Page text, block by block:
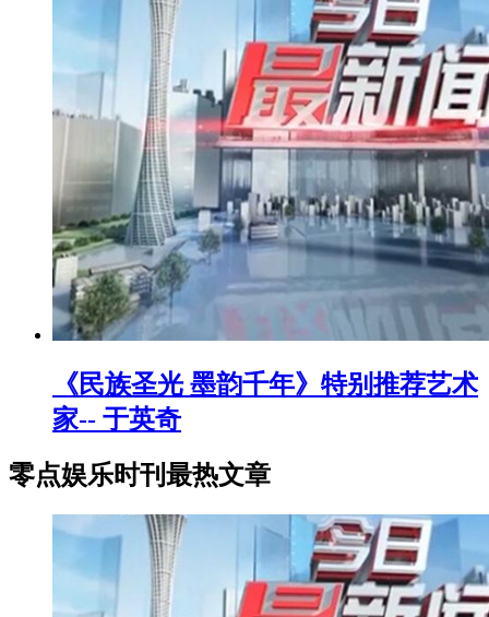
《民族圣光 墨韵千年》特别推荐艺术
家-- 于英奇
零点娱乐时刊最热文章